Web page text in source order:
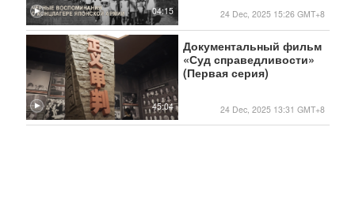
04:15 24 Dec, 2025 15:26 GMT+8
45:04
Документальный фильм
«Суд справедливости»
(Первая серия)
24 Dec, 2025 13:31 GMT+8